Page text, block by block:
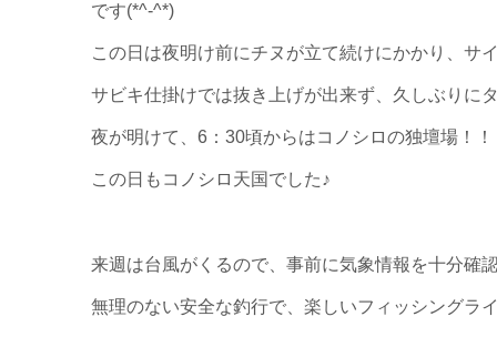
です(*^-^*)
サビキ仕掛けでは抜き上げが出来ず、久しぶりに
夜が明けて、6：30頃からはコノシロの独壇場！！
この日もコノシロ天国でした♪
来週は台風がくるので、事前に気象情報を十分確
無理のない安全な釣行で、楽しいフィッシングラ